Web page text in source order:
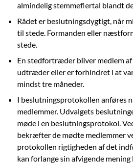
almindelig stemmeflertal blandt
Rådet er beslutningsdygtigt, når
til stede. Formanden eller
stede.
En stedfortræder bliver medlem
udtræder eller er forhindret i at
mindst tre måneder.
I beslutningsprotokollen anføres
medlemmer. Udvalgets
møde i en beslutningsprotokol.
bekræfter de mødte medlemmer
protokollen rigtigheden af det
kan forlange sin afvigende